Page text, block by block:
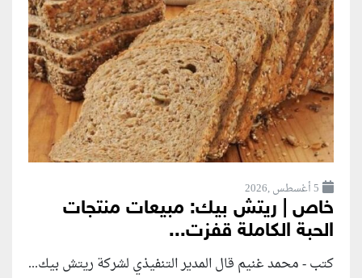
5 أغسطس ,2026
خاص | ريتش بيك: مبيعات منتجات
الحبة الكاملة قفزت...
كتب - محمد غنيم قال المدير التنفيذي لشركة ريتش بيك...